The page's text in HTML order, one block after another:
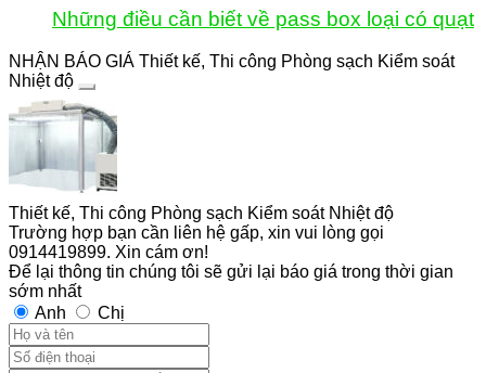
Những điều cần biết về pass box loại có quạt
NHẬN BÁO GIÁ Thiết kế, Thi công Phòng sạch Kiểm soát
Nhiệt độ
Thiết kế, Thi công Phòng sạch Kiểm soát Nhiệt độ
Trường hợp bạn cần liên hệ gấp, xin vui lòng gọi
0914419899. Xin cám ơn!
Để lại thông tin chúng tôi sẽ gửi lại báo giá trong thời gian
sớm nhất
Anh
Chị